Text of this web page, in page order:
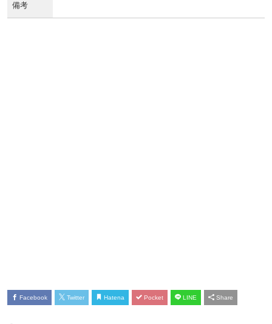
備考
Facebook Twitter Hatena Pocket LINE Share